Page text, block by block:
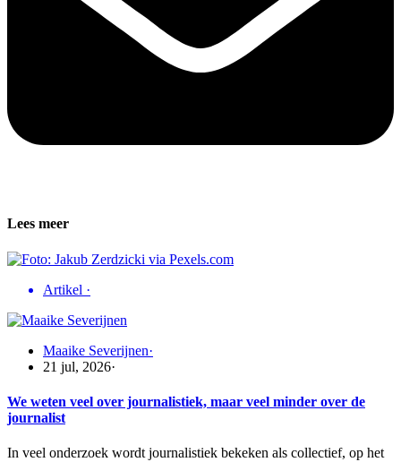
Lees meer
Artikel ·
Maaike Severijnen·
21 jul, 2026·
We weten veel over journalistiek, maar veel minder over de
journalist
In veel onderzoek wordt journalistiek bekeken als collectief, op het